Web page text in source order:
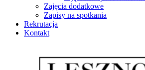
Zajęcia dodatkowe
Zapisy na spotkania
Rekrutacja
Kontakt